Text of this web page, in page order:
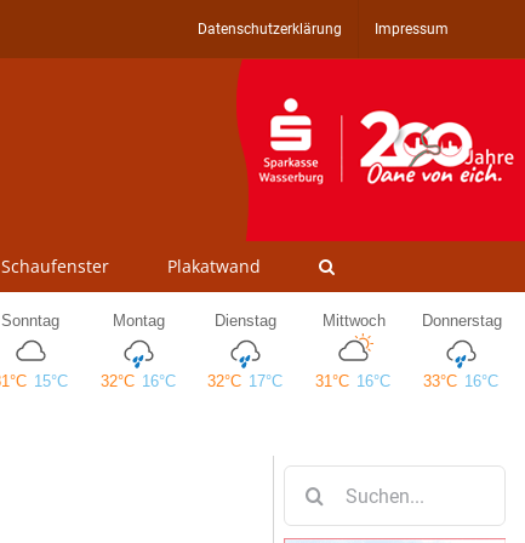
Datenschutzerklärung Impressum
Schaufenster Plakatwand
nach: